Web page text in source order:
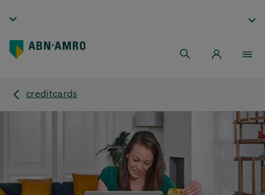
creditcards